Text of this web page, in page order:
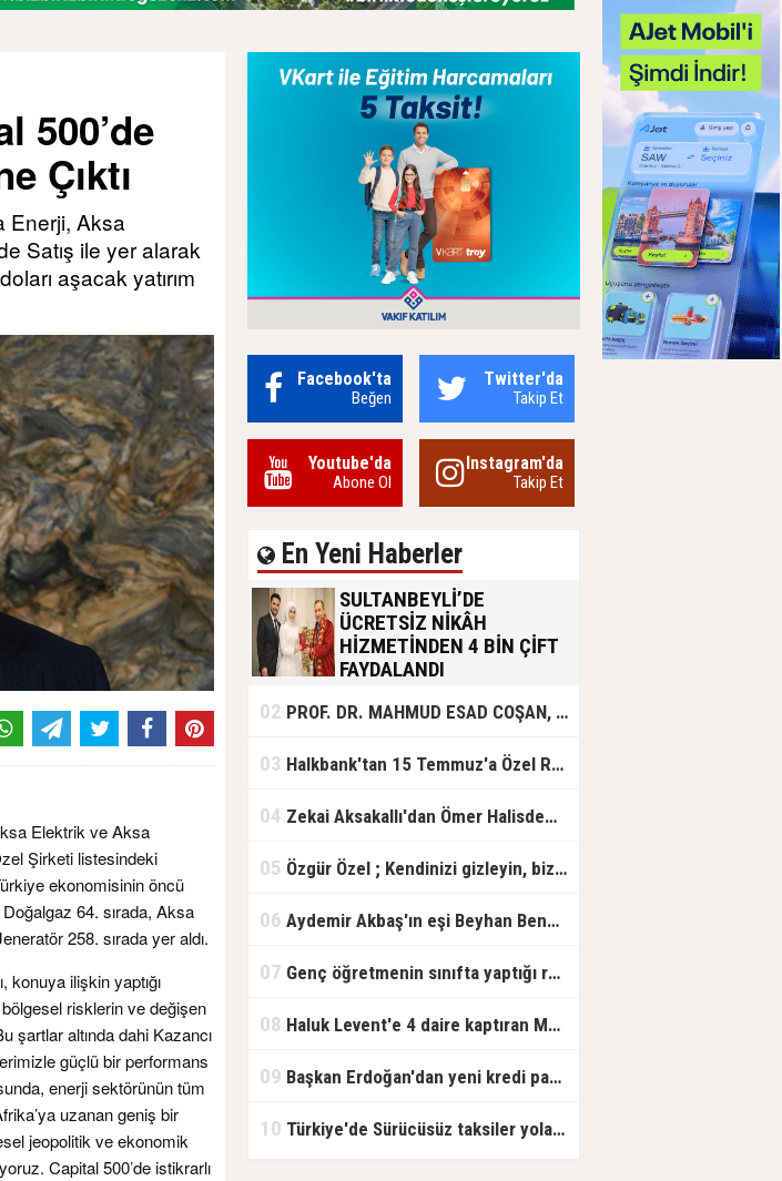
500’de
Çıktı
Enerji, Aksa
Satış ile yer alarak
aşacak yatırım
Elektrik ve Aksa
Şirketi listesindeki
ekonomisinin öncü
64. sırada, Aksa
258. sırada yer aldı.
konuya ilişkin yaptığı
risklerin ve değişen
şartlar altında dahi Kazancı
güçlü bir performans
enerji sektörünün tüm
uzanan geniş bir
jeopolitik ve ekonomik
Capital 500’de istikrarlı
Facebook'ta
Beğen
Twitter'da
Takip Et
Youtube'da
Abone Ol
Instagram'da
Takip Et
En Yeni Haberler
SULTANBEYLİ’DE
ÜCRETSİZ NİKÂH
HİZMETİNDEN 4 BİN ÇİFT
FAYDALANDI
olan gençlere destek amacıyla
başlattığı ücretsiz nikâh hizmetini
başlattıklarını belirten Sultanbeyli
ücretsiz hizmet vermenin
02 PROF. DR. MAHMUD ESAD COŞAN, DOĞUMUNUN HİCRÎ 91. YILINDA ELAZIĞ'DA YÂD EDİLECEK
03 Halkbank'tan 15 Temmuz'a Özel Reklam Filmi: "İrade Bizim, Zafer Bizim"
04 Zekai Aksakallı'dan Ömer Halisdemir'e 'vefa' ziyareti!
05 Özgür Özel ; Kendinizi gizleyin, bizden işaret bekleyin
06 Aydemir Akbaş'ın eşi Beyhan Benek Akbaş hayatını kaybetti
07 Genç öğretmenin sınıfta yaptığı rezil paylaşım
08 Haluk Levent'e 4 daire kaptıran Müteahhit soluğu savcılıkta aldı
09 Başkan Erdoğan'dan yeni kredi paketi müjdesi: 6 ay geri ödemesiz, 36 ay vadeli
10 Türkiye'de Sürücüsüz taksiler yola çıkmaya hazırlanıyor